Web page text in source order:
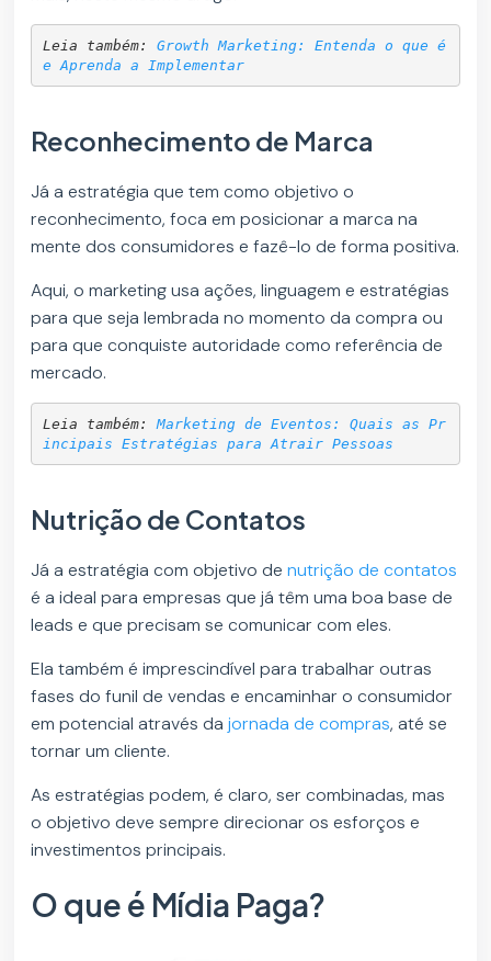
Leia também: Growth Marketing: Entenda o que é
e Aprenda a Implementar
Reconhecimento de Marca
Já a estratégia que tem como objetivo o
reconhecimento, foca em posicionar a marca na
mente dos consumidores e fazê-lo de forma positiva.
Aqui, o marketing usa ações, linguagem e estratégias
para que seja lembrada no momento da compra ou
para que conquiste autoridade como referência de
mercado.
Leia também: Marketing de Eventos: Quais as Pr
incipais Estratégias para Atrair Pessoas
Nutrição de Contatos
Já a estratégia com objetivo denutrição de contatos
é a ideal para empresas que já têm uma boa base de
leads e que precisam se comunicar com eles.
Ela também é imprescindível para trabalhar outras
fases do funil de vendas e encaminhar o consumidor
em potencial através dajornada de compras, até se
tornar um cliente.
As estratégias podem, é claro, ser combinadas, mas
o objetivo deve sempre direcionar os esforços e
investimentos principais.
O que é Mídia Paga?